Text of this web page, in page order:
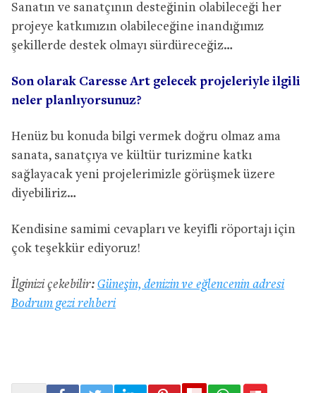
Sanatın ve sanatçının desteğinin olabileceği her
projeye katkımızın olabileceğine inandığımız
şekillerde destek olmayı sürdüreceğiz…
Son olarak Caresse Art gelecek projeleriyle ilgili
neler planlıyorsunuz?
Henüz bu konuda bilgi vermek doğru olmaz ama
sanata, sanatçıya ve kültür turizmine katkı
sağlayacak yeni projelerimizle görüşmek üzere
diyebiliriz…
Kendisine samimi cevapları ve keyifli röportajı için
çok teşekkür ediyoruz!
İlginizi çekebilir: Güneşin, denizin ve eğlencenin adresi
Bodrum gezi rehberi